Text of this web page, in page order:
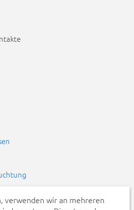
verwenden wir an mehreren